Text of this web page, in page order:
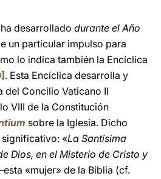
desarrollado durante el Año
un particular impulso para
lo indica también la Encíclica
. Esta Encíclica desarrolla y
del Concilio Vaticano II
VIII de la Constitución
sobre la Iglesia. Dicho
«La Santísima
Dios, en el Misterio de Cristo y
«mujer» de la Biblia (cf.